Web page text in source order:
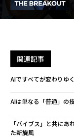
関連記事
AIですべてが変わりゆ
AIは単なる「普通」の
「バイブス」と共に
た新旋風